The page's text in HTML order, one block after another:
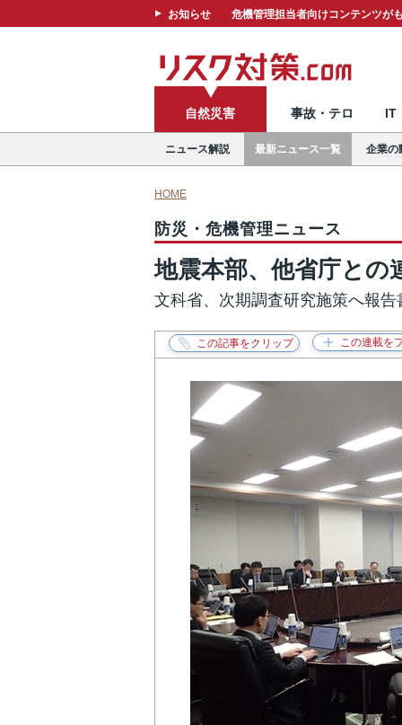
お知らせ 危機管理担当者向けコンテンツが
自然災害 事故・テロ IT
ニュース解説 最新ニュース一覧 企業の
HOME
防災・危機管理ニュース
地震本部、他省庁との
文科省、次期調査研究施策へ報告